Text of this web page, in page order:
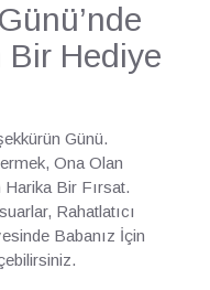
Bir Hediye
Günü.
Ona Olan
Harika Bir Fırsat.
Rahatlatıcı
Babanız İçin